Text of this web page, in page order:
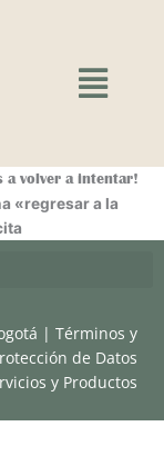
Main
Menu
a volver a intentar!
«regresar a la
|Términos y
de Datos
y Productos